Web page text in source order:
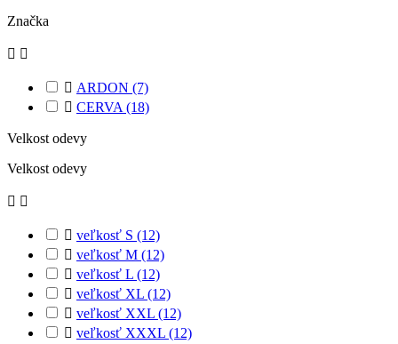
Značka
 
 ARDON (7)
 CERVA(18)
Velkost odevy
Velkost odevy
 
 veľkosť S (12)
 veľkosť M (12)
 veľkosť L (12)
 veľkosť XL (12)
 veľkosť XXL (12)
 veľkosť XXXL (12)